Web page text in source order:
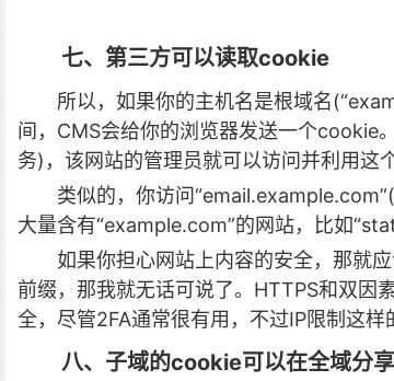
七、第三方可以读取cookie
所以，如果你的主机名是根域名
间，CMS会给你的浏览器发送一个cookie
务)，该网站的管理员就可以访问并利用这
类似的，你访问
大量含有“example.com”的网站，比如
如果你担心网站上内容的安全，那就
前缀，那我就无话可说了。HTTPS和双
全，尽管2FA通常很有用，不过IP限制这样
八、子域的cookie可以在全域分享